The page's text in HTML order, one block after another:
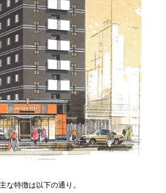
な特徴は以下の通り。